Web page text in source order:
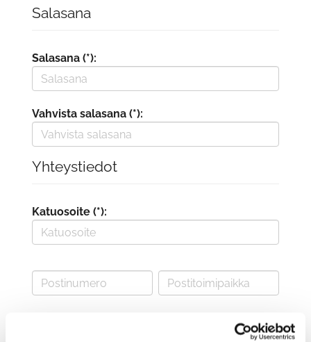
Salasana
Salasana (*):
Vahvista salasana (*):
Yhteystiedot
Katuosoite (*):